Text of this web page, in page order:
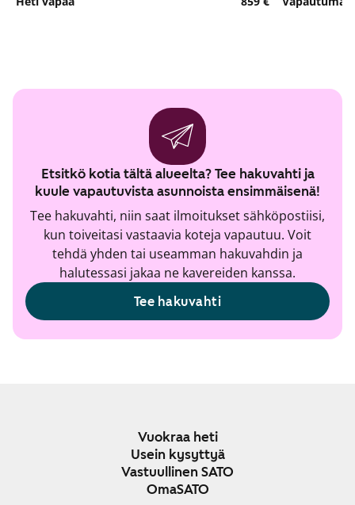
Etsitkö kotia tältä alueelta? Tee hakuvahti ja
kuule vapautuvista asunnoista ensimmäisenä!
Tee hakuvahti, niin saat ilmoitukset sähköpostiisi,
kun toiveitasi vastaavia koteja vapautuu. Voit
tehdä yhden tai useamman hakuvahdin ja
halutessasi jakaa ne kavereiden kanssa.
Tee hakuvahti
Vuokraa heti
Usein kysyttyä
Vastuullinen SATO
OmaSATO